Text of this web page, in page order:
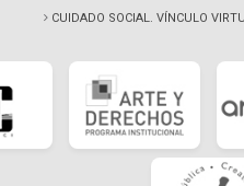
CUIDADO SOCIAL. VÍNCULO